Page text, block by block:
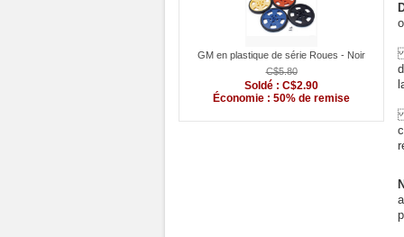
GM en plastique de série Roues - Noir
C$5.80
Soldé : C$2.90
Économie : 50% de remise